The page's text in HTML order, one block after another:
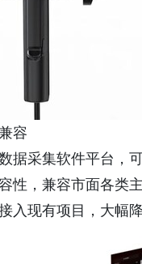
容
据采集软件平台，
性，兼容市面各类
入现有项目，大幅